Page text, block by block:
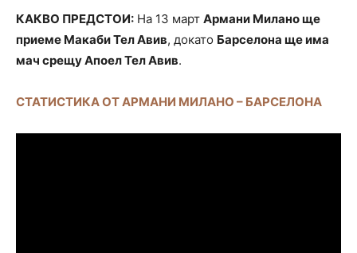
КАКВО ПРЕДСТОИ: На 13 март Армани Милано ще
приеме Макаби Тел Авив, докато Барселона ще има
мач срещу Апоел Тел Авив.
СТАТИСТИКА ОТ АРМАНИ МИЛАНО – БАРСЕЛОНА